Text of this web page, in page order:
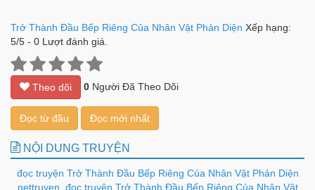
Trở Thành Đầu Bếp Riêng Của Nhân Vật Phản Diện Xếp hạng:
5/5 - 0 Lượt đánh giá.
Theo dõi 0 Người Đã Theo Dõi
Đọc từ đầu Đọc mới nhất
NỘI DUNG TRUYỆN
đọc truyện Trở Thành Đầu Bếp Riêng Của Nhân Vật Phản Diện
nettruyen đọc truyện Trở Thành Đầu Bếp Riêng Của Nhân Vật